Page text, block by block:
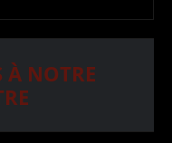
À NOTRE